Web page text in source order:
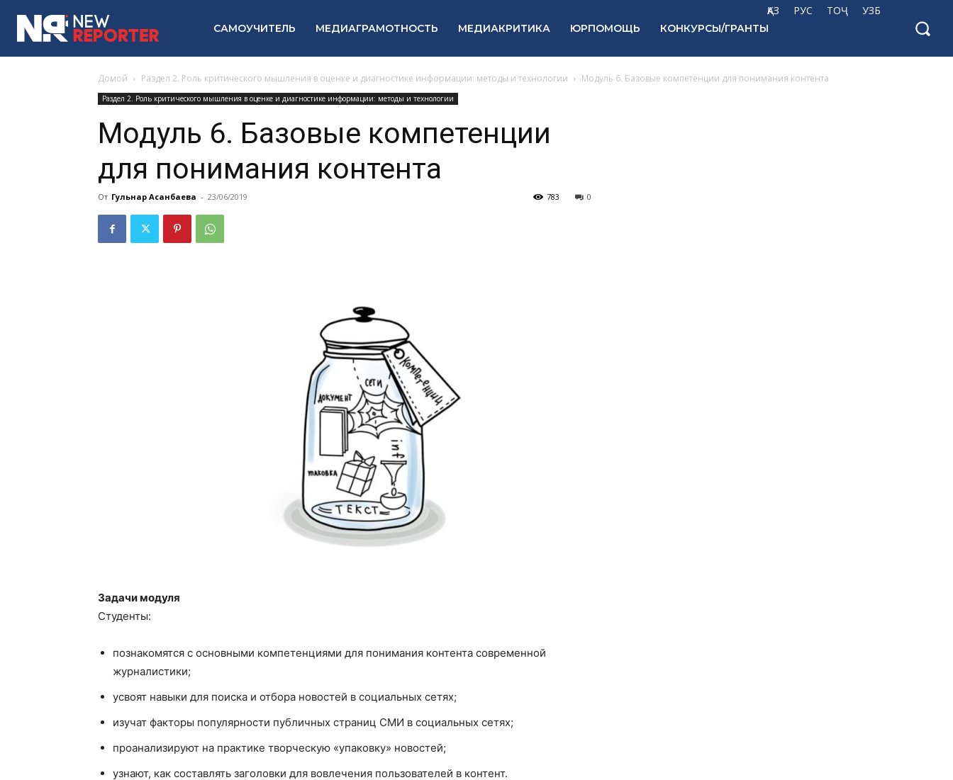
ҚАЗ РУС ТОҶ УЗБ
САМОУЧИТЕЛЬ МЕДИАГРАМОТНОСТЬ МЕДИАКРИТИКА ЮРПОМОЩЬ КОНКУРСЫ/ГРАНТЫ
Домой Раздел 2. Роль критического мышления в оценке и диагностике информации: методы и технологии Модуль 6. Базовые компетенции для понимания контента
Раздел 2. Роль критического мышления в оценке и диагностике информации: методы и технологии
Модуль 6. Базовые компетенции
для понимания контента
От Гульнар Асанбаева - 23/06/2019 0
783
Задачи модуля
Студенты:
познакомятся с основными компетенциями для понимания контента современной
журналистики;
усвоят навыки для поиска и отбора новостей в социальных сетях;
изучат факторы популярности публичных страниц СМИ в социальных сетях;
проанализируют на практике творческую «упаковку» новостей;
узнают, как составлять заголовки для вовлечения пользователей в контент.